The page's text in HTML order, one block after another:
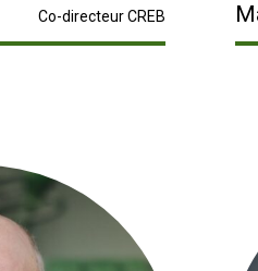
Co-directeur CREB